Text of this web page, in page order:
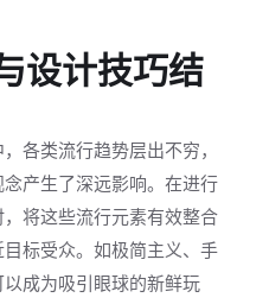
设计技巧结
各类流行趋势层出不穷，
产生了深远影响。在进行
将这些流行元素有效整合
标受众。如极简主义、手
成为吸引眼球的新鲜玩